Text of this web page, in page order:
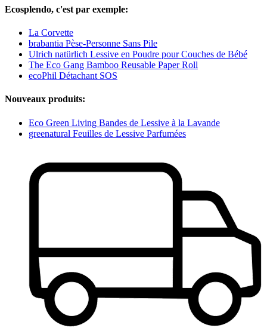
Ecosplendo, c'est par exemple:
La Corvette
brabantia Pèse-Personne Sans Pile
Ulrich natürlich Lessive en Poudre pour Couches de Bébé
The Eco Gang Bamboo Reusable Paper Roll
ecoPhil Détachant SOS
Nouveaux produits:
Eco Green Living Bandes de Lessive à la Lavande
greenatural Feuilles de Lessive Parfumées